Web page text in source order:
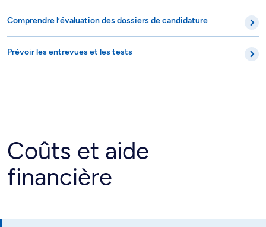
Comprendre l’évaluation des dossiers de candidature
Prévoir les entrevues et les tests
Coûts et aide
financière